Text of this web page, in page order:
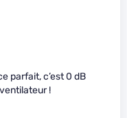
parfait, c’est 0 dB
!